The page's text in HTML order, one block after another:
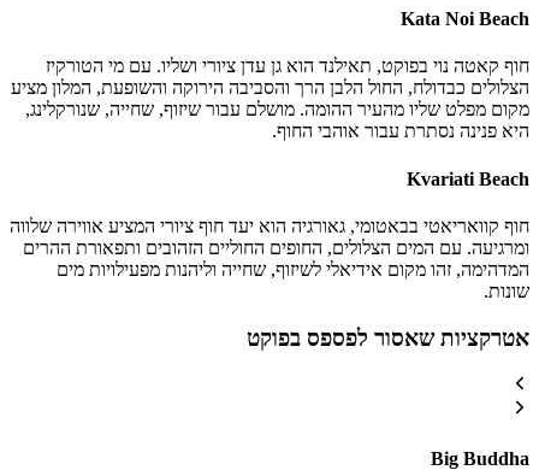
Kata Noi Beach
חוף קאטה נוי בפוקט, תאילנד הוא גן עדן ציורי ושליו. עם מי הטורקיז
הצלולים כבדולח, החול הלבן הרך והסביבה הירוקה והשופעת, המלון מציע
מקום מפלט שליו מהעיר ההומה. מושלם עבור שיזוף, שחייה, שנורקלינג,
היא פנינה נסתרת עבור אוהבי החוף.
Kvariati Beach
חוף קוואריאטי בבאטומי, גאורגיה הוא יעד חוף ציורי המציע אווירה שלווה
ומרגיעה. עם המים הצלולים, החופים החוליים הזהובים ותפאורת ההרים
המדהימה, זהו מקום אידיאלי לשיזוף, שחייה וליהנות מפעילויות מים
שונות.
אטרקציות שאסור לפספס בפוקט
Big Buddha